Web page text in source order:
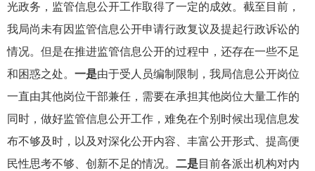
光政务，监管信息公开工作取得了一定的成效。截至目前，
我局尚未有因监管信息公开申请行政复议及提起行政诉讼的
情况。但是在推进监管信息公开的过程中，还存在一些不足
和困惑之处。 一是由于受人员编制限制，我局信息公开岗位
一直由其他岗位干部兼任，需要在承担其他岗位大量工作的
同时，做好监管信息公开工作，难免在个别时候出现信息发
布不够及时，以及对深化公开内容、丰富公开形式、提高便
民性思考不够、创新不足的情况。 二是目前各派出机构对内